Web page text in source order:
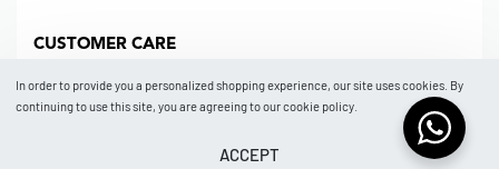
Find Us
News
Contact
CUSTOMER CARE
FAQ
Marketplace
© 2026 BRAND NO BRAND NEW YORK by ISSA GROUP.
In order to provide you a personalized shopping experience, our site uses cookies. By
continuing to use this site, you are agreeing to our cookie policy.
ACCEPT